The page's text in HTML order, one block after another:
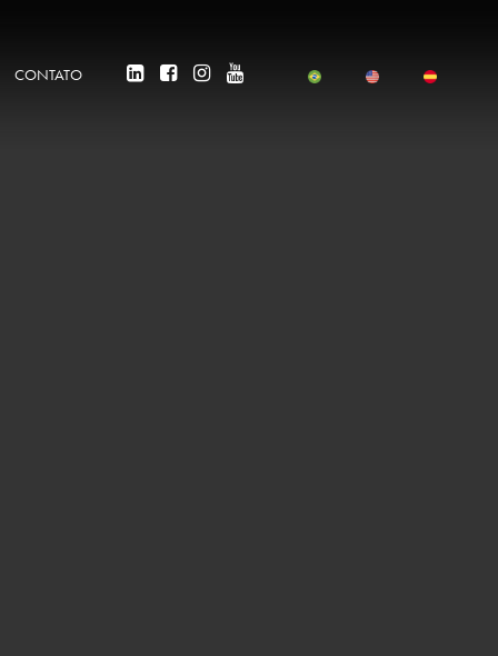
CONTATO